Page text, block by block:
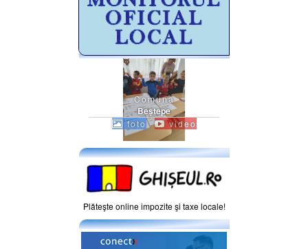
Comuna
Beştepe
foto video
Plăteşte online impozite şi taxe locale!